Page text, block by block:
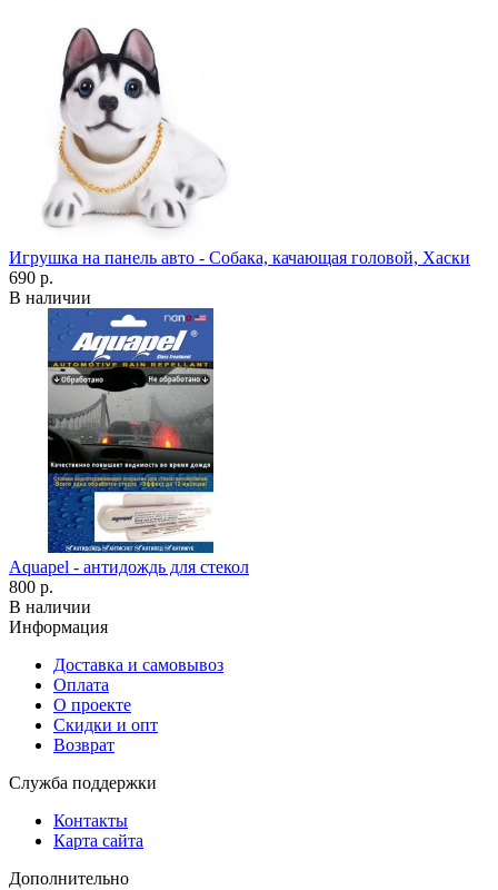
Игрушка на панель авто - Собака, качающая головой, Хаски
690 р.
В наличии
Aquapel - антидождь для стекол
800 р.
В наличии
Информация
Доставка и самовывоз
Оплата
О проекте
Скидки и опт
Возврат
Служба поддержки
Контакты
Карта сайта
Дополнительно